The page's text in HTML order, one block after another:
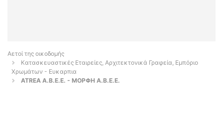
Αετοί της οικοδομής
Κατασκευαστικές Εταιρείες, Αρχιτεκτονικά Γραφεία, Εμπόριο
Χρωμάτων - Ευκαρπια
ATREA Α.Β.Ε.Ε. - ΜΟΡΦΗ Α.Β.Ε.Ε.